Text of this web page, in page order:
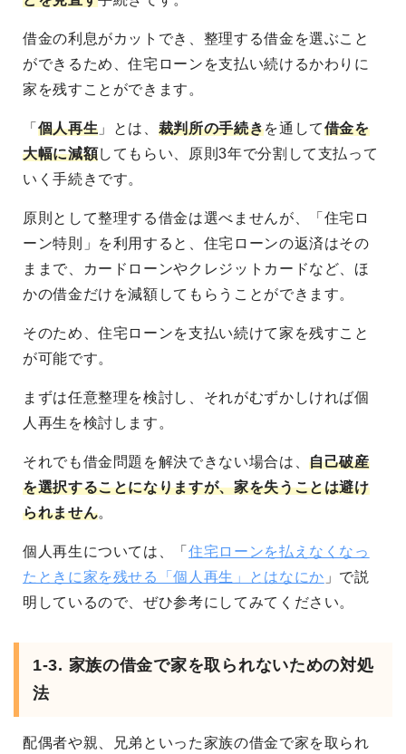
借金の利息がカットでき、整理する借金を選ぶこと
ができるため、住宅ローンを支払い続けるかわりに
家を残すことができます。
「 個人再生 」とは、 裁判所の手続きを通して借金を
大幅に減額してもらい、原則3年で分割して支払って
いく手続きです。
原則として整理する借金は選べませんが、「住宅ロ
ーン特則」を利用すると、住宅ローンの返済はその
ままで、カードローンやクレジットカードなど、ほ
かの借金だけを減額してもらうことができます。
そのため、住宅ローンを支払い続けて家を残すこと
が可能です。
まずは任意整理を検討し、それがむずかしければ個
人再生を検討します。
それでも借金問題を解決できない場合は、自己破産
を選択することになりますが、家を失うことは避け
られません。
個人再生については、「住宅ローンを払えなくなっ
たときに家を残せる「個人再生」とはなにか 」で説
明しているので、ぜひ参考にしてみてください。
1-3. 家族の借金で家を取られないための対処
法
配偶者や親、兄弟といった家族の借金で家を取られ